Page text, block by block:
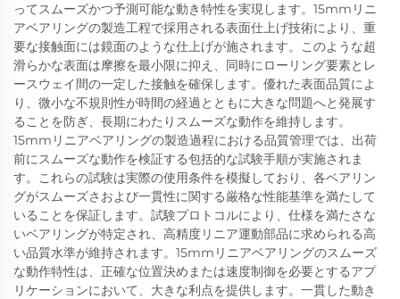
ってスムーズかつ予測可能な動き特性を実現します。15mmリニ
アベアリングの製造工程で採用される表面仕上げ技術により、重
要な接触面には鏡面のような仕上げが施されます。このような超
滑らかな表面は摩擦を最小限に抑え、同時にローリング要素とレ
ースウェイ間の一定した接触を確保します。優れた表面品質によ
り、微小な不規則性が時間の経過とともに大きな問題へと発展す
ることを防ぎ、長期にわたりスムーズな動作を維持します。
15mmリニアベアリングの製造過程における品質管理では、出荷
前にスムーズな動作を検証する包括的な試験手順が実施されま
す。これらの試験は実際の使用条件を模擬しており、各ベアリン
グがスムーズさおよび一貫性に関する厳格な性能基準を満たして
いることを保証します。試験プロトコルにより、仕様を満たさな
いベアリングが特定され、高精度リニア運動部品に求められる高
い品質水準が維持されます。15mmリニアベアリングのスムーズ
な動作特性は、正確な位置決めまたは速度制御を必要とするアプ
リケーションにおいて、大きな利点を提供します。一貫した動き